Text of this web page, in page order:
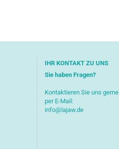
IHR KONTAKT ZU UNS
Sie haben Fragen?
Kontaktieren Sie uns gerne
per E-Mail:
info@lajaw.de